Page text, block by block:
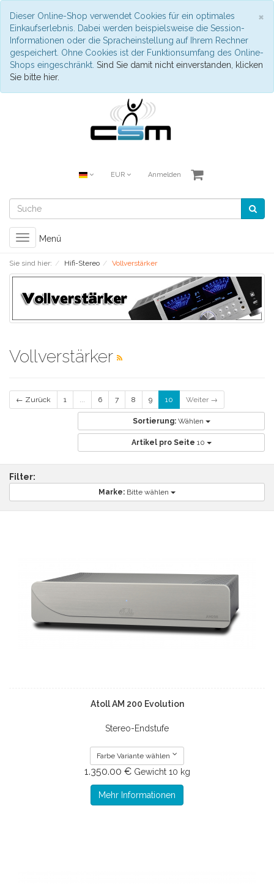
×
Dieser Online-Shop verwendet Cookies für ein optimales
Einkaufserlebnis. Dabei werden beispielsweise die Session-
Informationen oder die Spracheinstellung auf Ihrem Rechner
gespeichert. Ohne Cookies ist der Funktionsumfang des Online-
Shops eingeschränkt. Sind Sie damit nicht einverstanden, klicken
Sie bitte hier.
EUR Anmelden
Toggle
navigation
Menü
Sie sind hier: Hifi-Stereo Vollverstärker
Vollverstärker
← Zurück 1 ... 6 7 8 9 10 Weiter →
Sortierung: Wählen
Artikel pro Seite 10
Filter:
Marke: Bitte wählen
Atoll AM 200 Evolution
Stereo-Endstufe
Farbe Variante wählen
1.350.00 € Gewicht 10 kg
Mehr Informationen